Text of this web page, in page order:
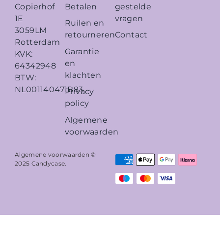
Copierhof
1E
3059LM
Rotterdam
KVK:
64342948
BTW:
NL001140471B83
Betalen
Ruilen en
retourneren
Garantie
en
klachten
Privacy
policy
Algemene
voorwaarden
gestelde
vragen
Contact
Algemene voorwaarden ©
2025 Candycase